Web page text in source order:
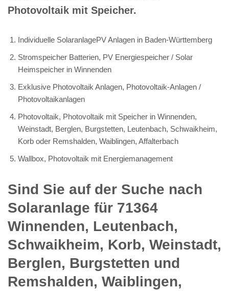
Photovoltaik mit Speicher.
Individuelle SolaranlagePV Anlagen in Baden-Württemberg
Stromspeicher Batterien, PV Energiespeicher / Solar
Heimspeicher in Winnenden
Exklusive Photovoltaik Anlagen, Photovoltaik-Anlagen /
Photovoltaikanlagen
Photovoltaik, Photovoltaik mit Speicher in Winnenden,
Weinstadt, Berglen, Burgstetten, Leutenbach, Schwaikheim,
Korb oder Remshalden, Waiblingen, Affalterbach
Wallbox, Photovoltaik mit Energiemanagement
Sind Sie auf der Suche nach
Solaranlage für 71364
Winnenden, Leutenbach,
Schwaikheim, Korb, Weinstadt,
Berglen, Burgstetten und
Remshalden, Waiblingen,